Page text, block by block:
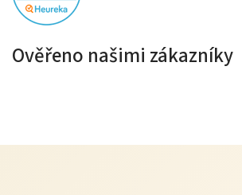
Ověřeno našimi zákazníky